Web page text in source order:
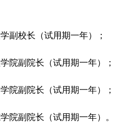
校长（试用期一年）；
副院长（试用期一年）；
副院长（试用期一年）；
副院长（试用期一年）。